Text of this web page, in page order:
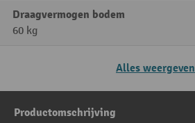
Draagvermogen bodem
60 kg
Alles weergeven
Productomschrijving